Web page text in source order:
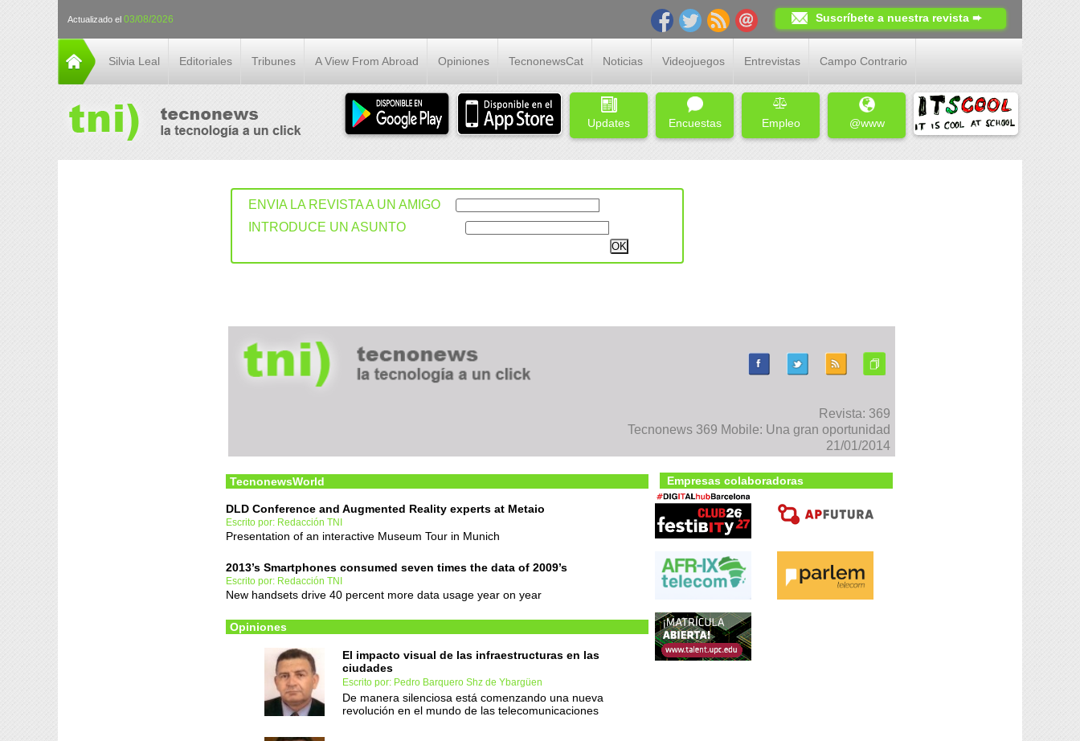
Actualizado el 03/08/2026 Suscríbete a nuestra revista ➨
Silvia Leal Editoriales Tribunes A View From Abroad Opiniones TecnonewsCat Noticias Videojuegos Entrevistas Campo Contrario
Updates Encuestas Empleo @www
ENVIA LA REVISTA A UN AMIGO
INTRODUCE UN ASUNTO
Revista: 369
Tecnonews 369 Mobile: Una gran oportunidad
21/01/2014
TecnonewsWorld
DLD Conference and Augmented Reality experts at Metaio
Escrito por: Redacción TNI
Presentation of an interactive Museum Tour in Munich
2013’s Smartphones consumed seven times the data of 2009’s
Escrito por: Redacción TNI
New handsets drive 40 percent more data usage year on year
Opiniones
El impacto visual de las infraestructuras en las
ciudades
Escrito por: Pedro Barquero Shz de Ybargüen
De manera silenciosa está comenzando una nueva
revolución en el mundo de las telecomunicaciones
Empresas colaboradoras